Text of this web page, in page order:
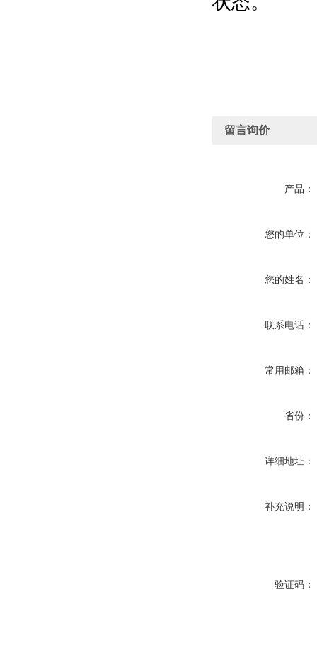
留言询价
产品：
您的单位：
您的姓名：
联系电话：
常用邮箱：
省份：
详细地址：
补充说明：
验证码：